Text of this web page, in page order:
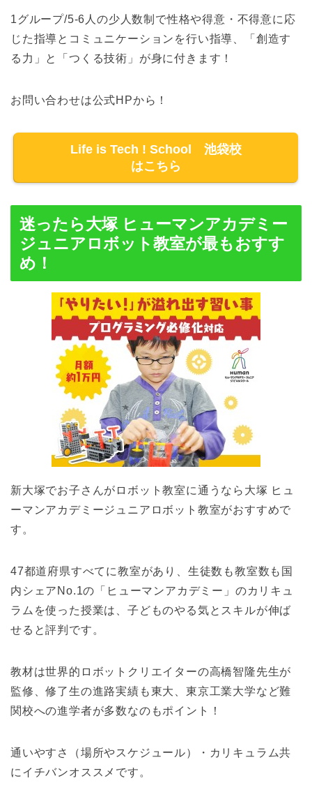
1グループ/5-6人の少人数制で性格や得意・不得意に応
じた指導とコミュニケーションを行い指導、「創造す
る力」と「つくる技術」が身に付きます！
お問い合わせは公式HPから！
Life is Tech ! School 池袋校
はこちら
迷ったら大塚 ヒューマンアカデミー
ジュニアロボット教室が最もおすす
め！
新大塚でお子さんがロボット教室に通うなら大塚 ヒュ
ーマンアカデミージュニアロボット教室がおすすめで
す。
47都道府県すべてに教室があり、生徒数も教室数も国
内シェアNo.1の「ヒューマンアカデミー」のカリキュ
ラムを使った授業は、子どものやる気とスキルが伸ば
せると評判です。
教材は世界的ロボットクリエイターの高橋智隆先生が
監修、修了生の進路実績も東大、東京工業大学など難
関校への進学者が多数なのもポイント！
通いやすさ（場所やスケジュール）・カリキュラム共
にイチバンオススメです。